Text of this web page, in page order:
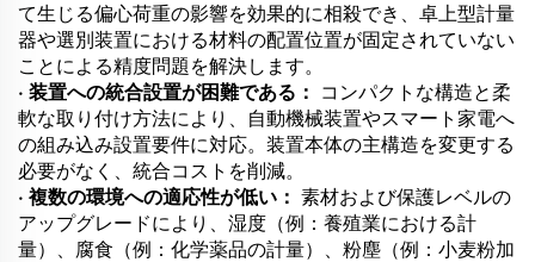
て生じる偏心荷重の影響を効果的に相殺でき、卓上型計量
器や選別装置における材料の配置位置が固定されていない
ことによる精度問題を解決します。
• 装置への統合設置が困難である：
コンパクトな構造と柔
軟な取り付け方法により、自動機械装置やスマート家電へ
の組み込み設置要件に対応。装置本体の主構造を変更する
必要がなく、統合コストを削減。
• 複数の環境への適応性が低い： 素材および保護レベルの
アップグレードにより、湿度（例：養殖業における計
量）、腐食（例：化学薬品の計量）、粉塵（例：小麦粉加